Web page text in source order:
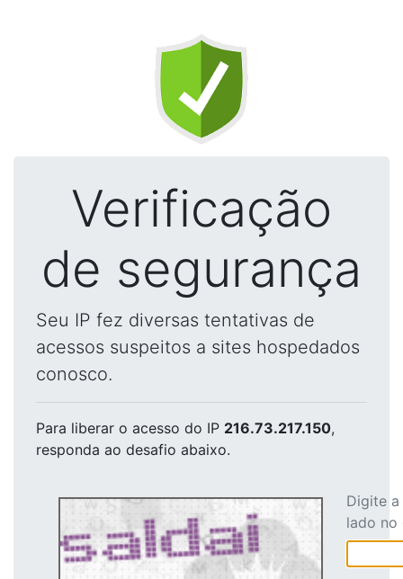
Verificação
de segurança
Seu IP fez diversas tentativas de
acessos suspeitos a sites hospedados
conosco.
Para liberar o acesso do IP 216.73.217.150,
responda ao desafio abaixo.
Digite
lado no